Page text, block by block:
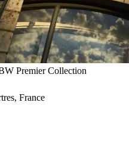
Premier Collection
France